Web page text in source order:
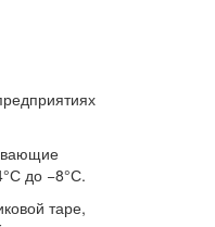
до −8°С.
таре,